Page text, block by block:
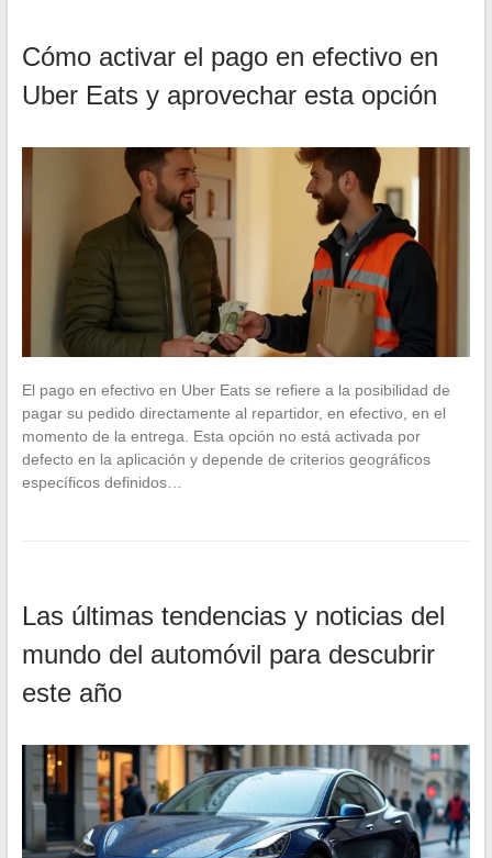
Cómo activar el pago en efectivo en
Uber Eats y aprovechar esta opción
El pago en efectivo en Uber Eats se refiere a la posibilidad de
pagar su pedido directamente al repartidor, en efectivo, en el
momento de la entrega. Esta opción no está activada por
defecto en la aplicación y depende de criterios geográficos
específicos definidos…
Las últimas tendencias y noticias del
mundo del automóvil para descubrir
este año